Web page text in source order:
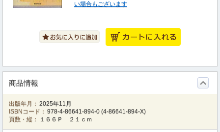
い場合もございます
商品情報
出版年月： 2025年11月
ISBNコード： 978-4-86641-894-0 (4-86641-894-X)
頁数・縦：
１６６Ｐ ２１ｃｍ